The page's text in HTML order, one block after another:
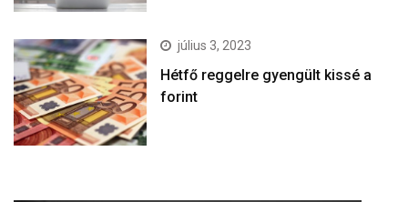
július 3, 2023
Hétfő reggelre gyengült kissé a
forint